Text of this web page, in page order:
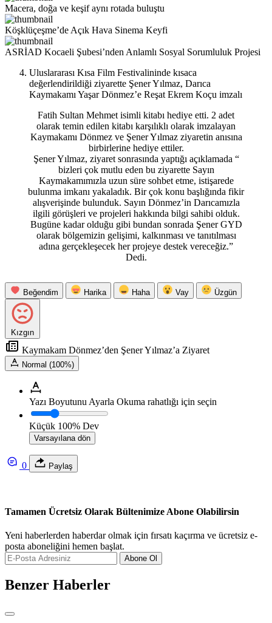
Macera, doğa ve keşif aynı rotada buluştu
Köşklüçeşme’de Açık Hava Sinema Keyfi
ASRİAD Kocaeli Şubesi’nden Anlamlı Sosyal Sorumluluk Projesi
Uluslararası Kısa Film Festivalininde kısaca
değerlendirildiği ziyarette Şener Yılmaz, Darıca
Kaymakamı Yaşar Dönmez’e Reşat Ekrem Koçu imzalı
Fatih Sultan Mehmet isimli kitabı hediye etti. 2 adet
olarak temin edilen kitabı karşılıklı olarak imzalayan
Kaymakamı Dönmez ve Şener Yılmaz ziyaretin anısına
birbirlerine hediye ettiler.
Şener Yılmaz, ziyaret sonrasında yaptığı açıklamada “
bizleri çok mutlu eden bu ziyarette Sayın
Kaymakamımızla uzun süre sohbet etme, istişarede
bulunma imkanı yakaladık. Bir çok konu başlığında fikir
alışverişinde bulunduk. Sayın Dönmez’in Darıcamızla
ilgili görüşleri ve projeleri hakkında bilgi sahibi olduk.
Bugüne kadar olduğu gibi bundan sonrada Şener GYD
olarak bölgemizin gelişimi, kalkınması ve tanıtılması
adına gerçekleşecek her projeye destek vereceğiz.”
Dedi.
Beğendim Harika Haha Vay Üzgün
Kızgın
Kaymakam Dönmez’den Şener Yılmaz’a Ziyaret
Normal (100%)
Yazı Boyutunu Ayarla Okuma rahatlığı için seçin
Küçük 100% Dev
Varsayılana dön
0 Paylaş
Tamamen Ücretsiz Olarak Bültenimize Abone Olabilirsin
Yeni haberlerden haberdar olmak için fırsatı kaçırma ve ücretsiz e-
posta aboneliğini hemen başlat.
Abone Ol
Benzer Haberler